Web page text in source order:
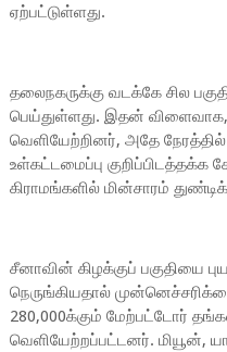
ஏற்பட்டுள்ளது.
தலைநகருக்கு வடக்கே சில
பெய்துள்ளது. இதன் விளைவாக,
வெளியேற்றினர், அதே
உள்கட்டமைப்பு குறிப்பிடத்தக்க
கிராமங்களில் மின்சாரம்
சீனாவின் கிழக்குப் பகுதியை
நெருங்கியதால்
280,000க்கும் மேற்பட்டோர்
வெளியேற்றப்பட்டனர். மியூன்,